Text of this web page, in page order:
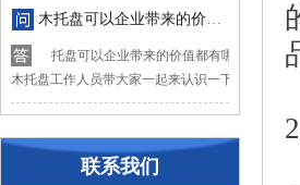
木托盘可以企业带来的价值都有哪些？
托盘可以企业带来的价值都有哪些？下面
木托盘工作人员带大家一起来认识一下木...
联系我们